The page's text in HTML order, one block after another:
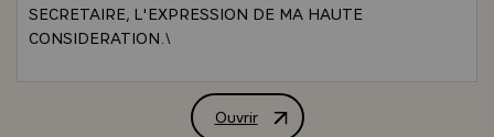
SECRETAIRE, L'EXPRESSION DE MA HAUTE
CONSIDERATION.\
Ouvrir
LETTRE DE M. VALERY GISCARD